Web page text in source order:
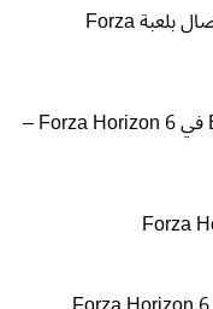
كيفية إصلاح مشاكل الاتصال بلعبة Forza
كيفية إصلاح خطأ E:0-e9 في Forza Horizon 6 –